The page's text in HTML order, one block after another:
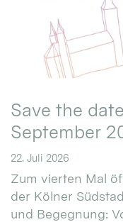
Save the
September
22. Juli 2026
Zum vierten Mal
der Kölner
und Begegnung: